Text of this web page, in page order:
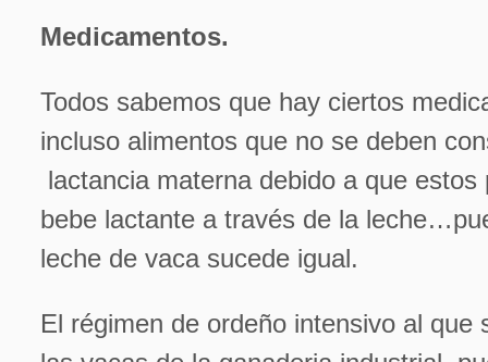
Medicamentos.
Todos sabemos que hay ciertos
incluso alimentos que no se deben
lactancia materna debido a que estos
bebe lactante a través de la
leche de vaca sucede igual.
El régimen de ordeño intensivo al que